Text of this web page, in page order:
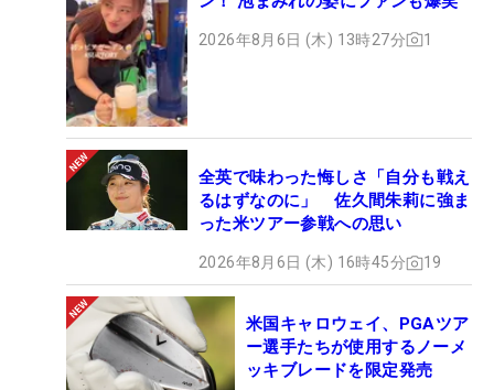
2026年8月6日 (木) 13時27分 1
全英で味わった悔しさ「自分も戦え
るはずなのに」 佐久間朱莉に強ま
った米ツアー参戦への思い
2026年8月6日 (木) 16時45分 19
米国キャロウェイ、PGAツア
ー選手たちが使用するノーメ
ッキブレードを限定発売